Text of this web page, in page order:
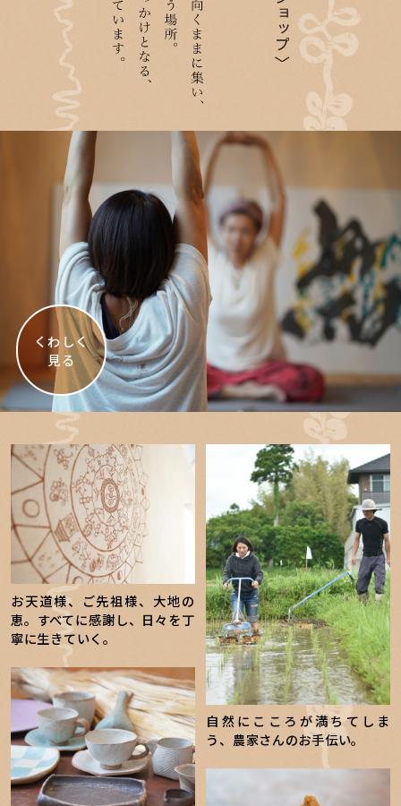
くわしく
見る
お天道様、ご先祖様、大地の
恵。すべてに感謝し、日々を丁
寧に生きていく。
自然にこころが満ちてしま
う、農家さんのお手伝い。